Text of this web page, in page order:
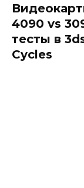
4090 vs
тесты в
Cycles